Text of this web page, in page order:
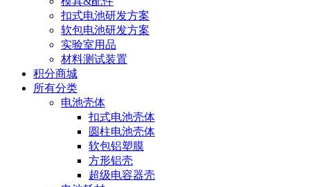
扣式电池研发方案
软包电池研发方案
实验室用品
材料测试装置
积分商城
所有分类
电池壳体
扣式电池壳体
圆柱电池壳体
软包铝塑膜
方形铝壳
超级电容器壳